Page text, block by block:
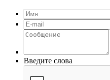
Введите слова